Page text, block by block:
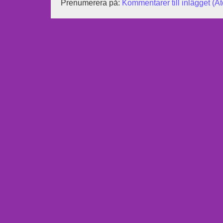
Prenumerera på: Kommentarer till inlägget